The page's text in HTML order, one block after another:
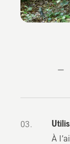
03.
À